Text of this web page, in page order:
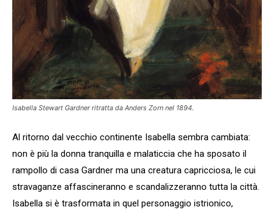
Isabella Stewart Gardner ritratta da Anders Zorn nel 1894.
Al ritorno dal vecchio continente Isabella sembra cambiata:
non è più la donna tranquilla e malaticcia che ha sposato il
rampollo di casa Gardner ma una creatura capricciosa, le cui
stravaganze affascineranno e scandalizzeranno tutta la città.
Isabella si è trasformata in quel personaggio istrionico,